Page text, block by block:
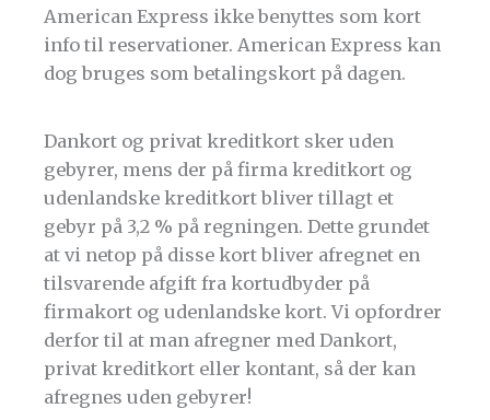
American Express ikke benyttes som kort
info til reservationer. American Express kan
dog bruges som betalingskort på dagen.
Dankort og privat kreditkort sker uden
gebyrer, mens der på firma kreditkort og
udenlandske kreditkort bliver tillagt et
gebyr på 3,2 % på regningen. Dette grundet
at vi netop på disse kort bliver afregnet en
tilsvarende afgift fra kortudbyder på
firmakort og udenlandske kort. Vi opfordrer
derfor til at man afregner med Dankort,
privat kreditkort eller kontant, så der kan
afregnes uden gebyrer!